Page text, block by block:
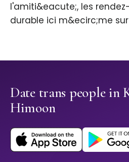
l'amiti&eacute;, les
durable ici m&ecirc;me
Date trans people in
Himoon